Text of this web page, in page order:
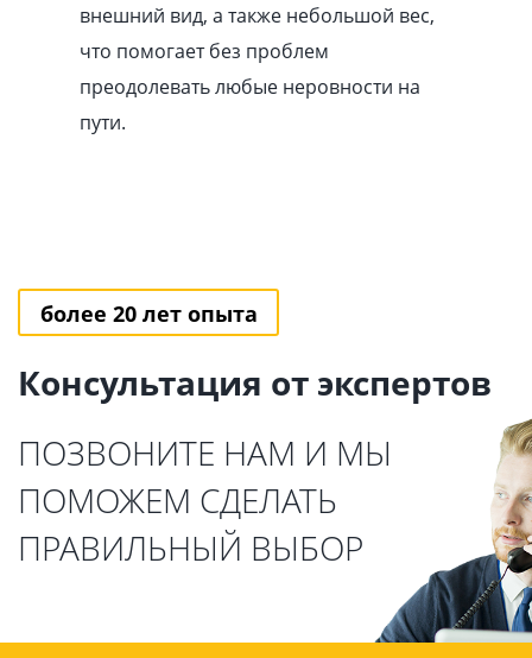
внешний вид, а также небольшой вес,
что помогает без проблем
преодолевать любые неровности на
пути.
более 20 лет опыта
Консультация от экспертов
ПОЗВОНИТЕ НАМ И МЫ
ПОМОЖЕМ СДЕЛАТЬ
ПРАВИЛЬНЫЙ ВЫБОР